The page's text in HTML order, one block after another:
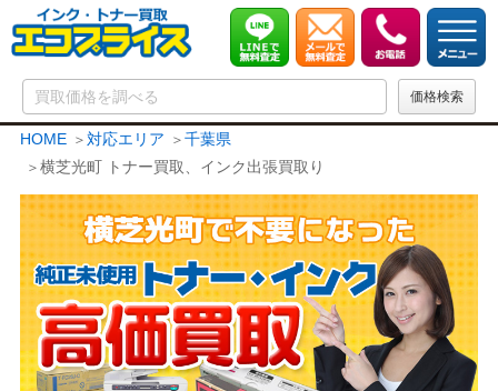
HOME 対応エリア
千葉県
横芝光町 トナー買取、インク出張買取り